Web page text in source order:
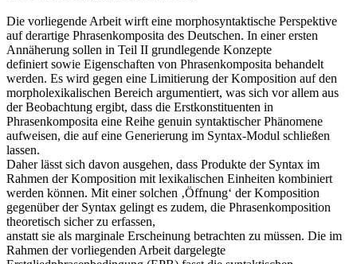
Die vorliegende Arbeit wirft eine morphosyntaktische Perspektive
auf derartige Phrasenkomposita des Deutschen. In einer ersten
Annäherung sollen in Teil II grundlegende Konzepte
definiert sowie Eigenschaften von Phrasenkomposita behandelt
werden. Es wird gegen eine Limitierung der Komposition auf den
morpholexikalischen Bereich argumentiert, was sich vor allem aus
der Beobachtung ergibt, dass die Erstkonstituenten in
Phrasenkomposita eine Reihe genuin syntaktischer Phänomene
aufweisen, die auf eine Generierung im Syntax-Modul schließen
lassen.
Daher lässt sich davon ausgehen, dass Produkte der Syntax im
Rahmen der Komposition mit lexikalischen Einheiten kombiniert
werden können. Mit einer solchen ‚Öffnung‘ der Komposition
gegenüber der Syntax gelingt es zudem, die Phrasenkomposition
theoretisch sicher zu erfassen,
anstatt sie als marginale Erscheinung betrachten zu müssen. Die im
Rahmen der vorliegenden Arbeit dargelegte